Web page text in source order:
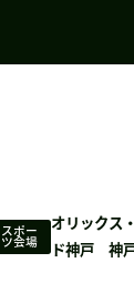
スポー
ツ会場
オリックス
ド神戸 神戸